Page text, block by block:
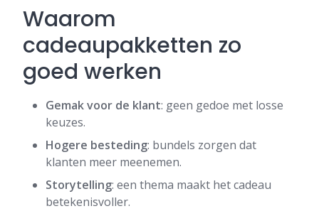
Waarom
cadeaupakketten zo
goed werken
Gemak voor de klant: geen gedoe met losse
keuzes.
Hogere besteding: bundels zorgen dat
klanten meer meenemen.
Storytelling: een thema maakt het cadeau
betekenisvoller.